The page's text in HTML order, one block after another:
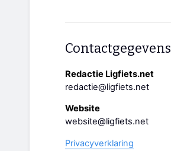
Contactgegevens
Redactie Ligfiets.net
redactie@ligfiets.net
Website
website@ligfiets.net
Privacyverklaring